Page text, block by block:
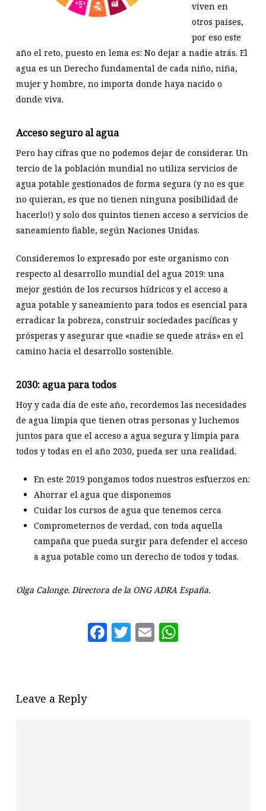
viven en
otros países,
por eso este
año el reto, puesto en lema es: No dejar a nadie atrás. El
agua es un Derecho fundamental de cada niño, niña,
mujer y hombre, no importa donde haya nacido o
donde viva.
Acceso seguro al agua
Pero hay cifras que no podemos dejar de considerar. Un
tercio de la población mundial no utiliza servicios de
agua potable gestionados de forma segura (y no es que
no quieran, es que no tienen ninguna posibilidad de
hacerlo!) y solo dos quintos tienen acceso a servicios de
saneamiento fiable, según Naciones Unidas.
Consideremos lo expresado por este organismo con
respecto al desarrollo mundial del agua 2019: una
mejor gestión de los recursos hídricos y el acceso a
agua potable y saneamiento para todos es esencial para
erradicar la pobreza, construir sociedades pacíficas y
prósperas y asegurar que «nadie se quede atrás» en el
camino hacia el desarrollo sostenible.
2030: agua para todos
Hoy y cada día de este año, recordemos las necesidades
de agua limpia que tienen otras personas y luchemos
juntos para que el acceso a agua segura y limpia para
todos y todas en el año 2030, pueda ser una realidad.
En este 2019 pongamos todos nuestros esfuerzos en:
Ahorrar el agua que disponemos
Cuidar los cursos de agua que tenemos cerca
Comprometernos de verdad, con toda aquella
campaña que pueda surgir para defender el acceso
a agua potable como un derecho de todos y todas.
Olga Calonge. Directora de la ONG ADRA España.
Facebook
Twitter
Email
Leave a Reply